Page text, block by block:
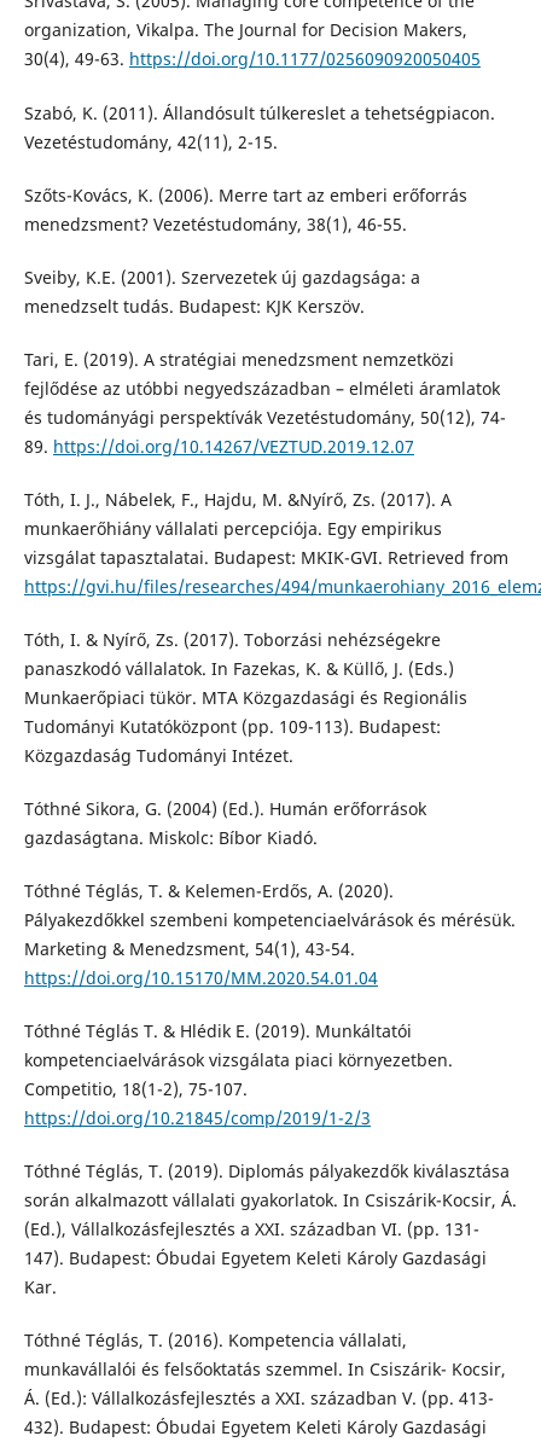
organization, Vikalpa. The Journal for Decision Makers,
30(4), 49-63. https://doi.org/10.1177/0256090920050405
Szabó, K. (2011). Állandósult túlkereslet a tehetségpiacon.
Vezetéstudomány, 42(11), 2-15.
Szőts-Kovács, K. (2006). Merre tart az emberi erőforrás
menedzsment? Vezetéstudomány, 38(1), 46-55.
Sveiby, K.E. (2001). Szervezetek új gazdagsága: a
menedzselt tudás. Budapest: KJK Kerszöv.
Tari, E. (2019). A stratégiai menedzsment nemzetközi
fejlődése az utóbbi negyedszázadban – elméleti áramlatok
és tudományági perspektívák Vezetéstudomány, 50(12), 74-
89. https://doi.org/10.14267/VEZTUD.2019.12.07
Tóth, I. J., Nábelek, F., Hajdu, M. &Nyírő, Zs. (2017). A
munkaerőhiány vállalati percepciója. Egy empirikus
vizsgálat tapasztalatai. Budapest: MKIK-GVI. Retrieved from
https://gvi.hu/files/researches/494/
Tóth, I. & Nyírő, Zs. (2017). Toborzási nehézségekre
panaszkodó vállalatok. In Fazekas, K. & Küllő, J. (Eds.)
Munkaerőpiaci tükör. MTA Közgazdasági és Regionális
Tudományi Kutatóközpont (pp. 109-113). Budapest:
Közgazdaság Tudományi Intézet.
Tóthné Sikora, G. (2004) (Ed.). Humán erőforrások
gazdaságtana. Miskolc: Bíbor Kiadó.
Tóthné Téglás, T. & Kelemen-Erdős, A. (2020).
Pályakezdőkkel szembeni kompetenciaelvárások és mérésük.
Marketing & Menedzsment, 54(1), 43-54.
https://doi.org/10.15170/MM.2020.54.01.04
Tóthné Téglás T. & Hlédik E. (2019). Munkáltatói
kompetenciaelvárások vizsgálata piaci környezetben.
Competitio, 18(1-2), 75-107.
https://doi.org/10.21845/comp/2019/1-2/3
Tóthné Téglás, T. (2019). Diplomás pályakezdők kiválasztása
során alkalmazott vállalati gyakorlatok. In Csiszárik-Kocsir, Á.
(Ed.), Vállalkozásfejlesztés a XXI. században VI. (pp. 131-
147). Budapest: Óbudai Egyetem Keleti Károly Gazdasági
Kar.
Tóthné Téglás, T. (2016). Kompetencia vállalati,
munkavállalói és felsőoktatás szemmel. In Csiszárik- Kocsir,
Á. (Ed.): Vállalkozásfejlesztés a XXI. században V. (pp. 413-
432). Budapest: Óbudai Egyetem Keleti Károly Gazdasági